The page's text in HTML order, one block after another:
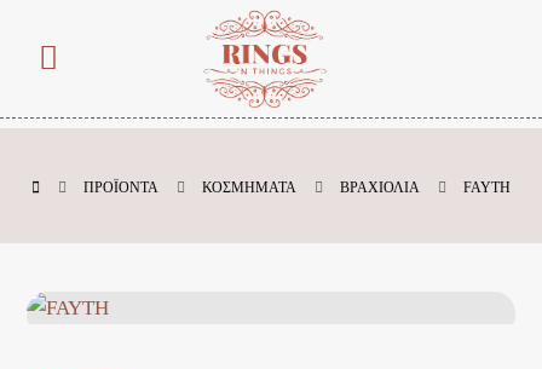
ΠΡΟΪΌΝΤΑ ΚΟΣΜΗΜΑΤΑ ΒΡΑΧΙΟΛΙΑ FAYTH